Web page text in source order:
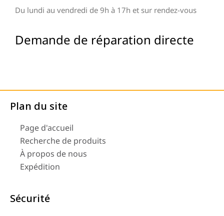
Du lundi au vendredi de 9h à 17h et sur rendez-vous
Demande de réparation directe
Plan du site
Page d'accueil
Recherche de produits
À propos de nous
Expédition
Sécurité